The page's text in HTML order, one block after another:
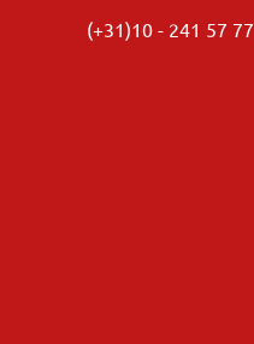
(+31)10 - 241 57 77